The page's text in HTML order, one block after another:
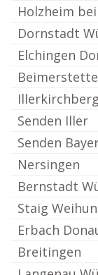
Holzheim
Dornstadt
Elchingen
Illerkirchberg
Senden Iller
Senden
Nersingen
Bernstadt
Staig
Erbach
Breitingen